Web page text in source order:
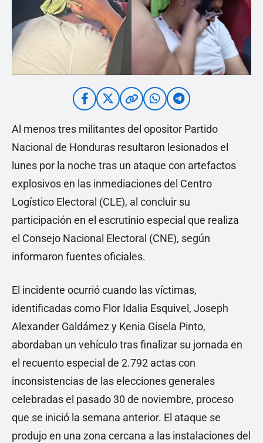
Al menos tres militantes del opositor Partido
Nacional de Honduras resultaron lesionados el
lunes por la noche tras un ataque con artefactos
explosivos en las inmediaciones del Centro
Logístico Electoral (CLE), al concluir su
participación en el escrutinio especial que realiza
el Consejo Nacional Electoral (CNE), según
informaron fuentes oficiales.
El incidente ocurrió cuando las víctimas,
identificadas como Flor Idalia Esquivel, Joseph
Alexander Galdámez y Kenia Gisela Pinto,
abordaban un vehículo tras finalizar su jornada en
el recuento especial de 2.792 actas con
inconsistencias de las elecciones generales
celebradas el pasado 30 de noviembre, proceso
que se inició la semana anterior. El ataque se
produjo en una zona cercana a las instalaciones del